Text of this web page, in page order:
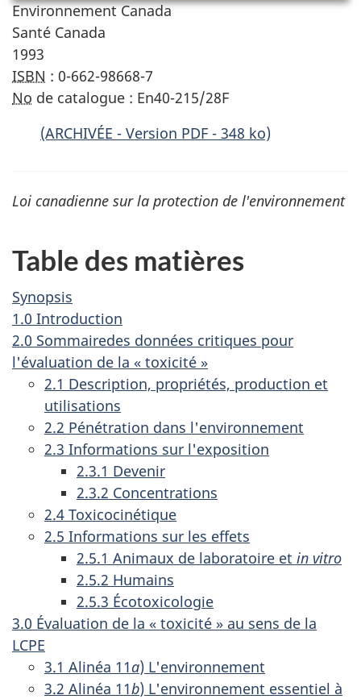
Environnement Canada
Santé Canada
1993
ISBN : 0-662-98668-7
No de catalogue : En40-215/28F
(ARCHIVÉE - Version PDF - 348 ko)
Loi canadienne sur la protection de l'environnement
Table des matières
Synopsis
1.0 Introduction
2.0 Sommairedes données critiques pour
l'évaluation de la « toxicité »
2.1 Description, propriétés, production et
utilisations
2.2 Pénétration dans l'environnement
2.3 Informations sur l'exposition
2.3.1 Devenir
2.3.2 Concentrations
2.4 Toxicocinétique
2.5 Informations sur les effets
2.5.1 Animaux de laboratoire et in vitro
2.5.2 Humains
2.5.3 Écotoxicologie
3.0 Évaluation de la « toxicité » au sens de la
LCPE
3.1 Alinéa 11a) L'environnement
3.2 Alinéa 11b) L'environnement essentiel à